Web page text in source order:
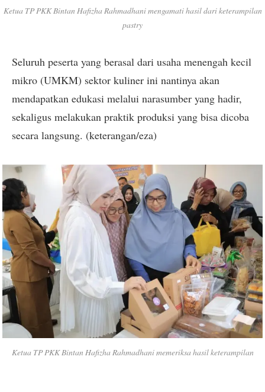
Ketua TP PKK Bintan Hafizha Rahmadhani mengamati hasil dari keterampilan
pastry
Seluruh peserta yang berasal dari usaha menengah kecil
mikro (UMKM) sektor kuliner ini nantinya akan
mendapatkan edukasi melalui narasumber yang hadir,
sekaligus melakukan praktik produksi yang bisa dicoba
secara langsung. (keterangan/eza)
Ketua TP PKK Bintan Hafizha Rahmadhani memeriksa hasil keterampilan